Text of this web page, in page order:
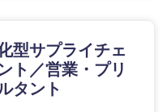
型サプライチェ
ト／営業・プリ
タント